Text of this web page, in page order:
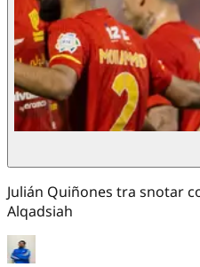
Julián Quiñones tra snotar
Alqadsiah